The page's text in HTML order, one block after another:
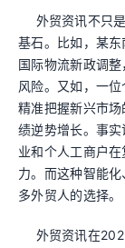
外贸资讯不只
基石。比如，某
国际物流新政调
风险。又如，一位
精准把握新兴市
绩逆势增长。事
业和个人工商户
力。而这种智能
多外贸人的选择。
外贸资讯在